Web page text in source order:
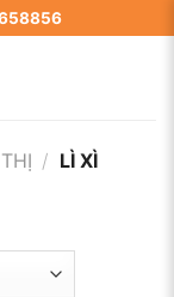
/ LÌ XÌ